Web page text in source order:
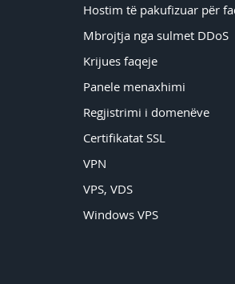
Hostim të pakufizuar për
Mbrojtja nga sulmet DDoS
Krijues faqeje
Panele menaxhimi
Regjistrimi i domenëve
Certifikatat SSL
VPN
VPS, VDS
Windows VPS